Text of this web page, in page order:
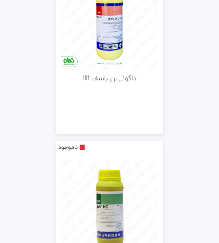
داگونیس باسف 1lit
ناموجود